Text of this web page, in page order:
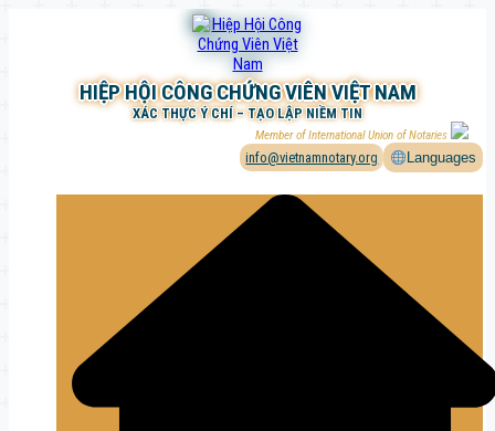
HIỆP HỘI CÔNG CHỨNG VIÊN VIỆT NAM
XÁC THỰC Ý CHÍ – TẠO LẬP NIỀM TIN
Member of International Union of Notaries
info@vietnamnotary.org Languages